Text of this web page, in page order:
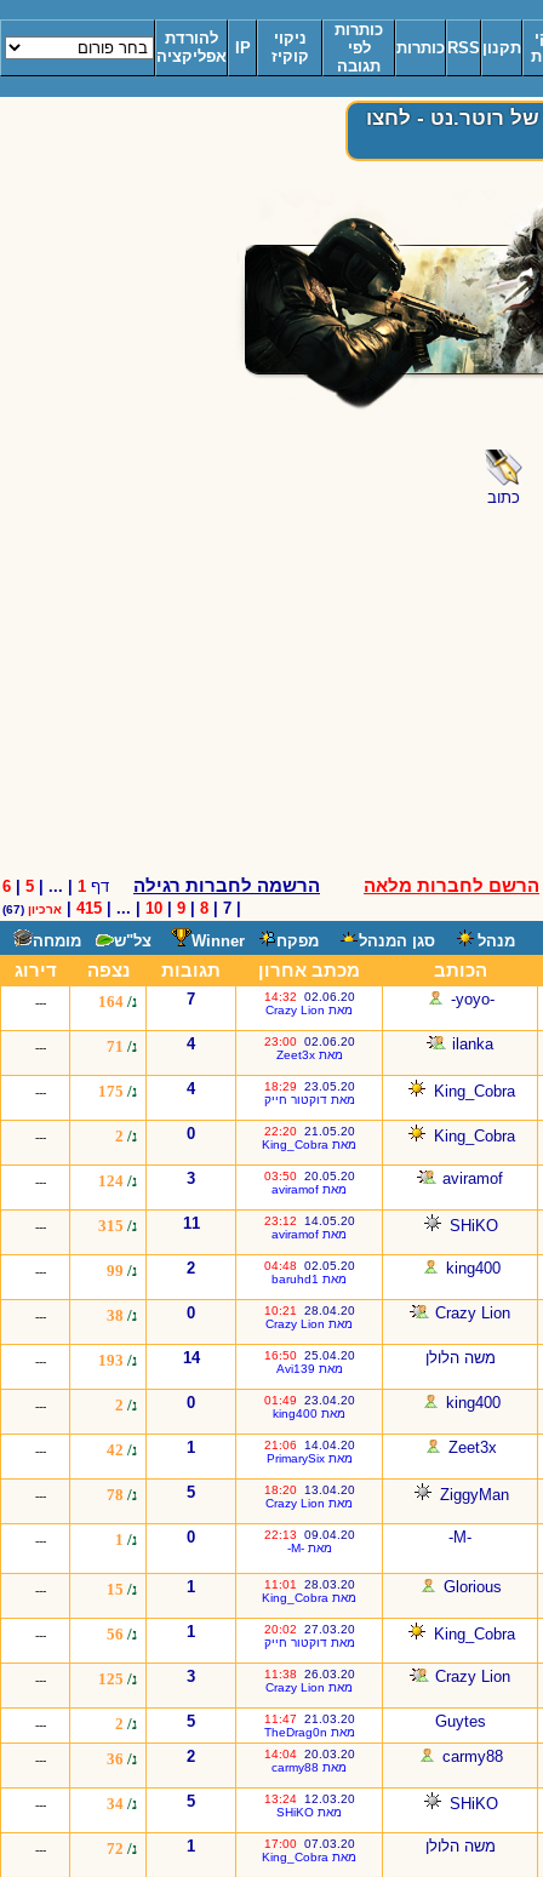
תקנון RSS כותרות
כותרות
לפי
תגובה
ניקוי
קוקיז
IP
להורדת
אפליקציה
רוטר.נט - לחצו
כתוב
הרשם לחברות מלאה הרשמה לחברות רגילה דף 1
| ... |
5
6
8
9
10
| ... |
415 ארכיון (67)
מנהל סגן המנהל מפקח Winner צל"ש מומחה
הכותב מכתב אחרון תגובות נצפה דירוג
-yoyo-
02.06.20
14:32
מאת Crazy Lion
7 נ/ ---
ilanka
02.06.20
23:00
מאת Zeet3x
4 נ/ ---
King_Cobra
23.05.20
18:29
מאת דוקטור חייק
4 נ/ ---
King_Cobra
21.05.20
22:20
מאת King_Cobra
0 נ/ ---
aviramof
20.05.20
03:50
מאת aviramof
3 נ/ ---
SHiKO
14.05.20
23:12
מאת aviramof
11 נ/ ---
king400
02.05.20
04:48
מאת baruhd1
2 נ/ ---
Crazy Lion
28.04.20
10:21
מאת Crazy Lion
0 נ/ ---
משה הלולן 25.04.20
16:50
מאת Avi139
14 נ/ ---
king400
23.04.20
01:49
מאת king400
0 נ/ ---
Zeet3x
14.04.20
21:06
מאת PrimarySix
1 נ/ ---
ZiggyMan
13.04.20
18:20
מאת Crazy Lion
5 נ/ ---
-M-
09.04.20
22:13
מאת -M-
0 נ/ ---
Glorious
28.03.20
11:01
מאת King_Cobra
1 נ/ ---
King_Cobra
27.03.20
20:02
מאת דוקטור חייק
1 נ/ ---
Crazy Lion
26.03.20
11:38
מאת Crazy Lion
3 נ/ ---
Guytes
21.03.20
11:47
מאת TheDrag0n
5 נ/ ---
carmy88
20.03.20
14:04
מאת carmy88
2 נ/ ---
SHiKO
12.03.20
13:24
מאת SHiKO
5 נ/ ---
משה הלולן 07.03.20
17:00
מאת King_Cobra
1 נ/ ---